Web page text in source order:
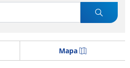
Mapa